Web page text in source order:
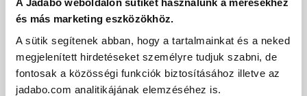
és más marketing eszközökhöz.
A sütik segítenek abban, hogy a tartalmainkat és a neked
megjelenített hirdetéseket személyre tudjuk szabni, de
fontosak a közösségi funkciók biztosításához illetve az
jadabo.com analitikájának elemzéséhez is.
MÁRKÁINK